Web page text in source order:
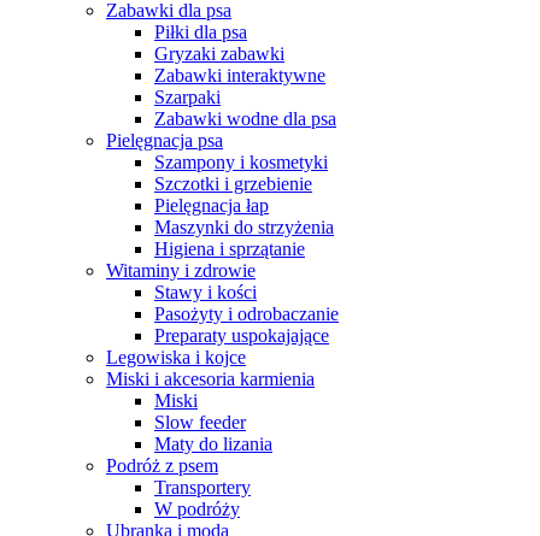
Zabawki dla psa
Piłki dla psa
Gryzaki zabawki
Zabawki interaktywne
Szarpaki
Zabawki wodne dla psa
Pielęgnacja psa
Szampony i kosmetyki
Szczotki i grzebienie
Pielęgnacja łap
Maszynki do strzyżenia
Higiena i sprzątanie
Witaminy i zdrowie
Stawy i kości
Pasożyty i odrobaczanie
Preparaty uspokajające
Legowiska i kojce
Miski i akcesoria karmienia
Miski
Slow feeder
Maty do lizania
Podróż z psem
Transportery
W podróży
Ubranka i moda